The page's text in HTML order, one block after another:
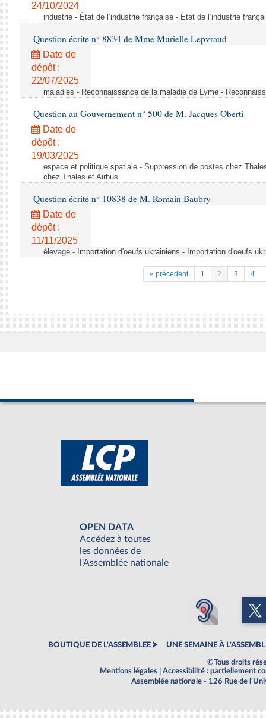
24/10/2024
industrie - État de l’industrie française - État de l’industrie
Question écrite n° 8834 de Mme Murielle Lepvraud
Date de
dépôt :
22/07/2025
maladies - Reconnaissance de la maladie de Lyme -
Question au Gouvernement n° 500 de M. Jacques Oberti
Date de
dépôt :
19/03/2025
espace et politique spatiale - Suppression de postes chez
chez Thales et Airbus
Question écrite n° 10838 de M. Romain Baubry
Date de
dépôt :
11/11/2025
élevage - Importation d'oeufs ukrainiens - Importation d'oeufs
« précedent 1 2 3 4
OPEN DATA
Accédez à toutes
les données de
l'Assemblée nationale
BOUTIQUE DE L'ASSEMBLEE UNE SEMAINE À
©Tous droits
Mentions légales
Accessibilité : partiellement
Assemblée nationale - 126 Rue de